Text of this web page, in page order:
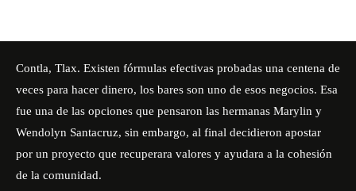
Contla, Tlax. Existen fórmulas efectivas probadas una centena de
veces para hacer dinero, los bares son uno de esos negocios. Esa
fue una de las opciones que pensaron las hermanas Marylin y
Wendolyn Santacruz, sin embargo, al final decidieron apostar
por un proyecto que recuperara valores y ayudara a la cohesión
de la comunidad.